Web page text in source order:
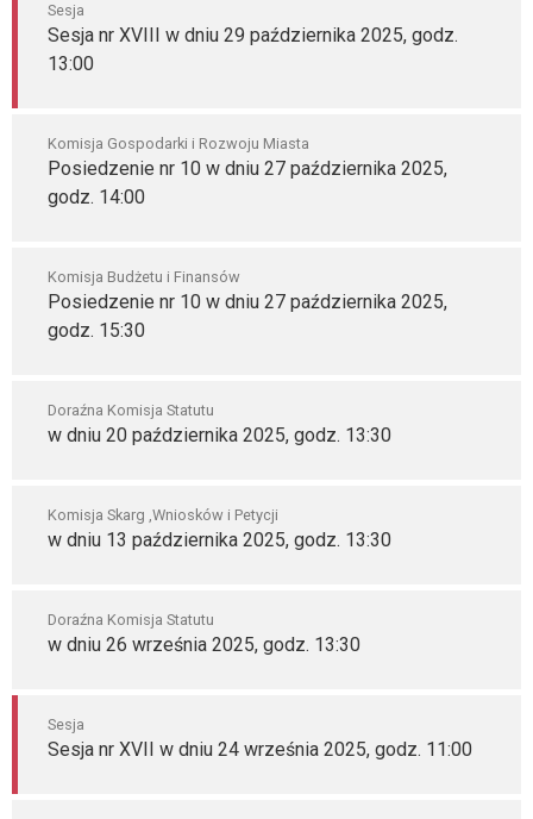
Sesja
Sesja nr XVIII w dniu 29 października 2025, godz.
13:00
Komisja Gospodarki i Rozwoju Miasta
Posiedzenie nr 10 w dniu 27 października 2025,
godz. 14:00
Komisja Budżetu i Finansów
Posiedzenie nr 10 w dniu 27 października 2025,
godz. 15:30
Doraźna Komisja Statutu
w dniu 20 października 2025, godz. 13:30
Komisja Skarg ,Wniosków i Petycji
w dniu 13 października 2025, godz. 13:30
Doraźna Komisja Statutu
w dniu 26 września 2025, godz. 13:30
Sesja
Sesja nr XVII w dniu 24 września 2025, godz. 11:00